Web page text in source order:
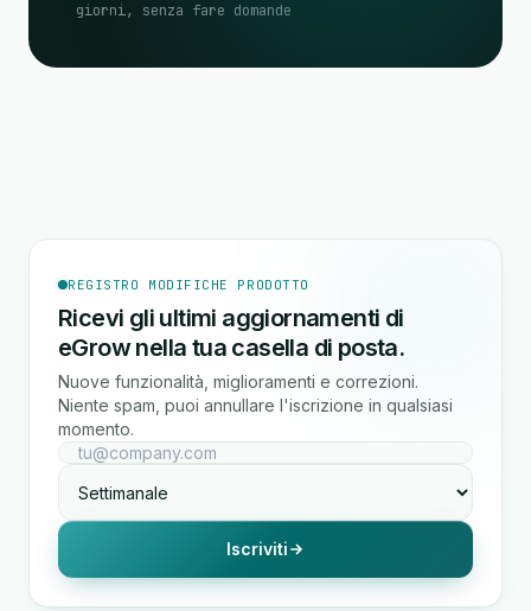
giorni, senza fare domande
REGISTRO MODIFICHE PRODOTTO
Ricevi gli ultimi aggiornamenti di
eGrow nella tua casella di posta.
Nuove funzionalità, miglioramenti e correzioni.
Niente spam, puoi annullare l'iscrizione in qualsiasi
momento.
Iscriviti